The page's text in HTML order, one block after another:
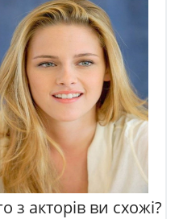
з акторів ви схожі?